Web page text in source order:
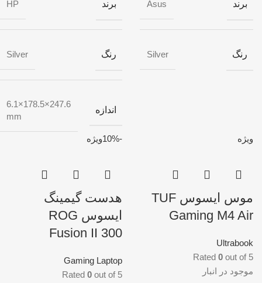
برند Asus
رنگ Silver
برند HP
رنگ Silver
اندازه
247.6×178.5×6.1
mm
ویژه
موس ایسوس TUF
Gaming M4 Air
Ultrabook
Rated 0 out of 5
موجود در انبار
-10% ویژه
هدست گیمینگ
ایسوس ROG
Fusion II 300
Gaming Laptop
Rated 0 out of 5